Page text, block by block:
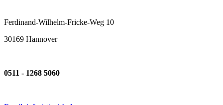
Ferdinand-Wilhelm-Fricke-Weg 10
30169 Hannover
0511 - 1268 5060